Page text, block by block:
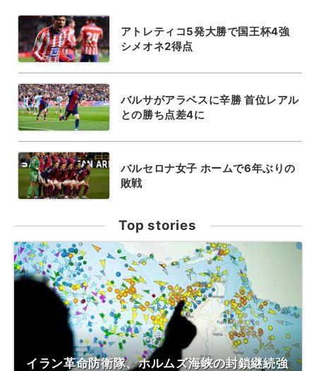
アトレティコ5発大勝で国王杯4強
シメオネ2得点
バルサがアラベスに辛勝 首位レアル
との勝ち点差4に
バルセロナ女子 ホームで6年ぶりの
敗戦
Top stories
イラン革命防衛隊、ホルムズ海峡の封鎖継続強